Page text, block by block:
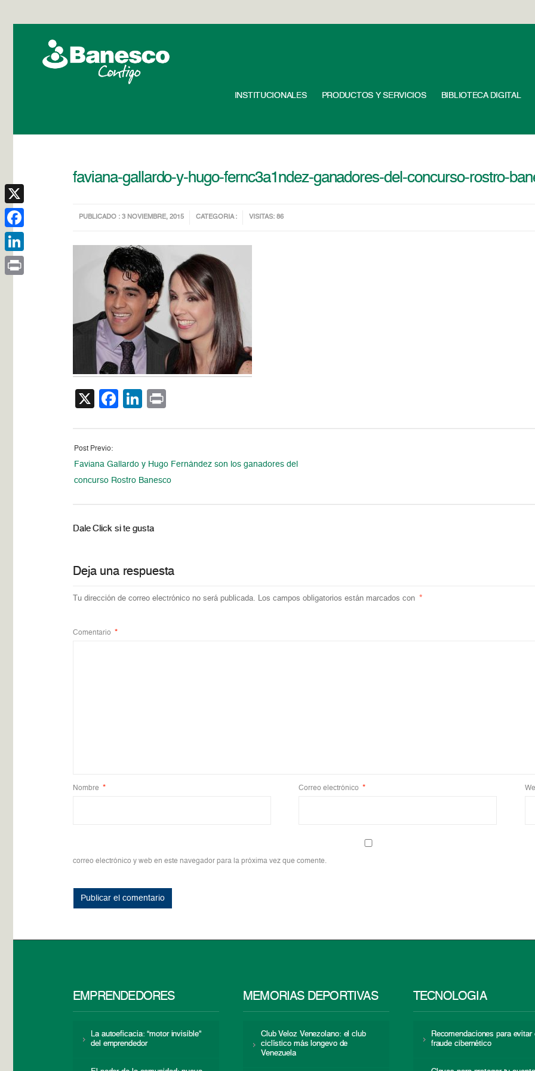
INSTITUCIONALES PRODUCTOS Y SERVICIOS BIBLIOTECA DIGITAL
faviana-gallardo-y-hugo-fernc3a1ndez-ganadores-del-concurso-rostro-
PUBLICADO : 3 NOVIEMBRE, 2015 CATEGORIA : VISITAS: 86
X Facebook
LinkedIn
Post Previo:
Faviana Gallardo y Hugo Fernández son los ganadores del
concurso Rostro Banesco
Dale Click si te gusta
Deja una respuesta
Tu dirección de correo electrónico no será publicada. Los campos obligatorios están marcados con *
Comentario *
Nombre * Correo electrónico *
correo electrónico y web en este navegador para la próxima vez que comente.
EMPRENDEDORES
La autoeficacia: “motor invisible”
del emprendedor
MEMORIAS DEPORTIVAS
Club Veloz Venezolano: el club
ciclístico más longevo de
Venezuela
TECNOLOGÍA
Recomendaciones para evitar
fraude cibernético
X
Facebook
LinkedIn